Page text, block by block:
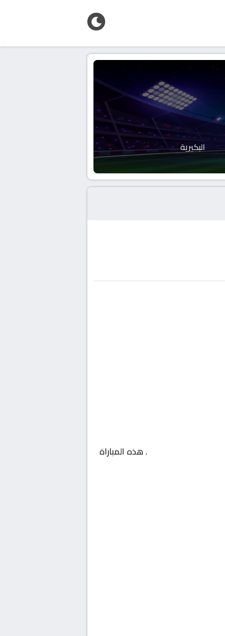
البكيرية
. هذه المباراة